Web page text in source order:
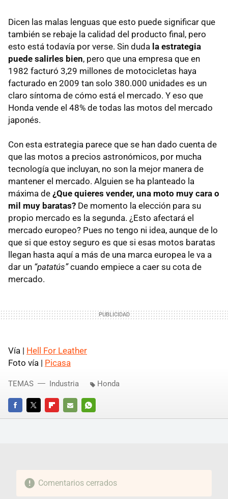
Dicen las malas lenguas que esto puede significar que
también se rebaje la calidad del producto final, pero
esto está todavía por verse. Sin duda la estrategia
puede salirles bien, pero que una empresa que en
1982 facturó 3,29 millones de motocicletas haya
facturado en 2009 tan solo 380.000 unidades es un
claro síntoma de cómo está el mercado. Y eso que
Honda vende el 48% de todas las motos del mercado
japonés.
Con esta estrategia parece que se han dado cuenta de
que las motos a precios astronómicos, por mucha
tecnología que incluyan, no son la mejor manera de
mantener el mercado. Alguien se ha planteado la
máxima de ¿Que quieres vender, una moto muy cara o
mil muy baratas? De momento la elección para su
propio mercado es la segunda. ¿Esto afectará el
mercado europeo? Pues no tengo ni idea, aunque de lo
que si que estoy seguro es que si esas motos baratas
llegan hasta aquí a más de una marca europea le va a
dar un “patatús”cuando empiece a caer su cota de
mercado.
Vía | Hell For Leather
Foto vía | Picasa
FACEBOOKTWITTERFLIPBOARD
E-
WHATSAPP
TEMAS Industria Honda
Comentarios cerrados